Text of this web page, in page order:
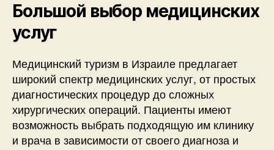
Большой выбор медицинских
услуг
Медицинский туризм в Израиле предлагает
широкий спектр медицинских услуг, от простых
диагностических процедур до сложных
хирургических операций. Пациенты имеют
возможность выбрать подходящую им клинику
и врача в зависимости от своего диагноза и